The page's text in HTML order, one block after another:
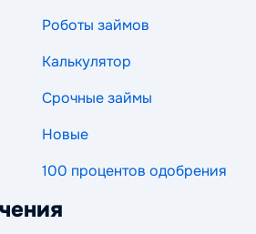
Роботы займов
Калькулятор
Срочные займы
Новые
100 процентов одобрения